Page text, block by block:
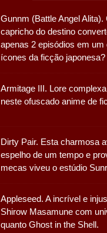
Gunnm (Battle Angel Alita).
capricho do destino
apenas 2 episódios em um
ícones da ficção japonesa?
Armitage III. Lore
neste ofuscado anime de
Dirty Pair. Esta charmosa
espelho de um tempo e
mecas viveu o estúdio
Appleseed. A incrível e
Shirow Masamune com
quanto Ghost in the Shell.